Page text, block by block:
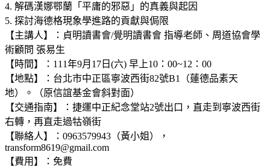
4. 解碼漢娜鄂蘭「平庸的邪惡」的真義與起因
5. 探討海德格現象學進路的貢獻與侷限
【主講人】：貞明讀書會/覺明讀書會 指導老師、周道協會學
術顧問 張易生
【時間】：111年9月17日(六) 早上10：00~12：00
【地點】：台北市中正區寧波西街82號B1（蓮德品素天
地）。（原信誼基金會斜對面）
【交通指南】：捷運中正紀念堂站2號出口，直走到寧波西街
右轉，再直走過牯嶺街
【聯絡人】：0963579943（黃小姐），
transform8619@gmail.com
【費用】：免費